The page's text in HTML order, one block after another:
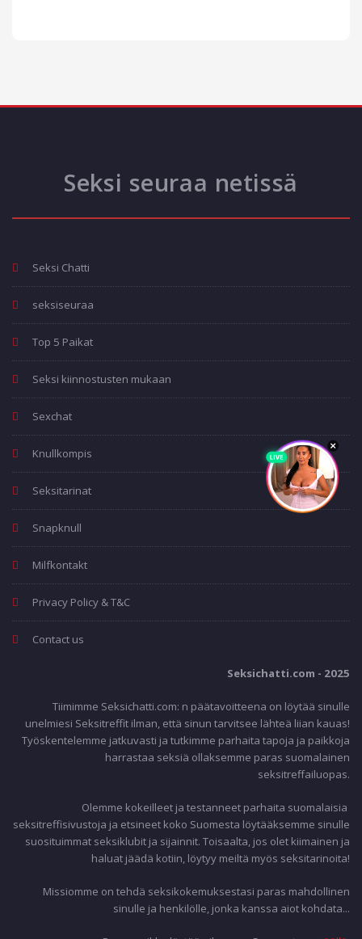
Seksi seuraa netissä
Seksi Chatti
seksiseuraa
Top 5 Paikat
Seksi kiinnostusten mukaan
Sexchat
Knullkompis
Seksitarinat
Snapknull
Milfkontakt
Privacy Policy & T&C
Contact us
Seksichatti.com - 2025
Tiimimme Seksichatti.com: n päätavoitteena on löytää sinulle
unelmiesi Seksitreffit ilman, että sinun tarvitsee lähteä liian kauas!
Työskentelemme jatkuvasti ja tutkimme parhaita tapoja ja paikkoja
harrastaa seksiä ollaksemme paras suomalainen
seksitreffailuopas.
Olemme kokeilleet ja testanneet parhaita suomalaisia ​​
seksitreffisivustoja ja etsineet koko Suomesta löytääksemme sinulle
suosituimmat seksiklubit ja sijainnit. Toisaalta, jos olet kiimainen ja
haluat jäädä kotiin, löytyy meiltä myös seksitarinoita!
Missiomme on tehdä seksikokemuksestasi paras mahdollinen
sinulle ja henkilölle, jonka kanssa aiot kohdata...